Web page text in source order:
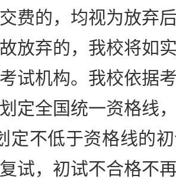
费的，均视为放弃
放弃的，我校将如
试机构。我校依据
定全国统一资格线
定不低于资格线的
试，初试不合格不